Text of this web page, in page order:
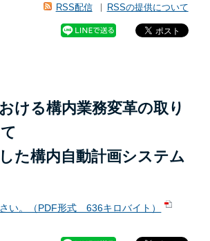
RSS配信 RSSの提供について
ける構内業務変革の取り
た構内自動計画システム
い。（PDF形式 636キロバイト）